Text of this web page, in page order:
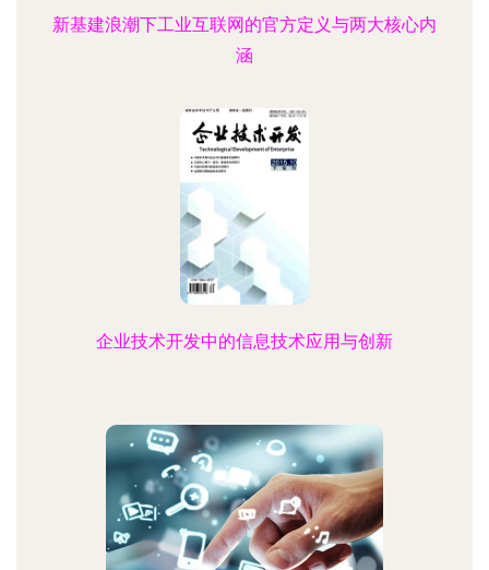
新基建浪潮下工业互联网的官方定义与两大核心内
涵
企业技术开发中的信息技术应用与创新